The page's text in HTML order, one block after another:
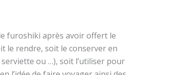
furoshiki après avoir offert le
le rendre, soit le conserver en
ou …), soit l’utiliser pour